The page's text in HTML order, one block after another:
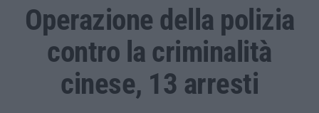
Operazione della polizia
contro la criminalità
cinese, 13 arresti